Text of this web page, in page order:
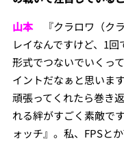
山本『クラロワ（クラ
レイなんですけど、1
形式でつないでいくっ
イントだなぁと思いま
頑張ってくれたら巻き
れる絆がすごく素敵で
ォッチ』。私、FPSと